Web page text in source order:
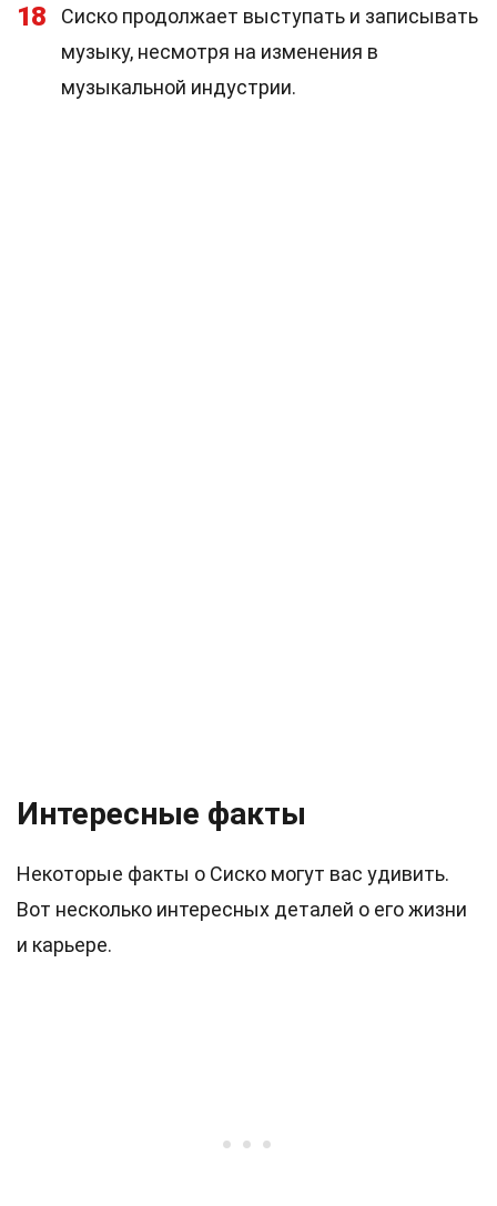
18
Сиско продолжает выступать и записывать
музыку, несмотря на изменения в
музыкальной индустрии.
Интересные факты
Некоторые факты о Сиско могут вас удивить.
Вот несколько интересных деталей о его жизни
и карьере.